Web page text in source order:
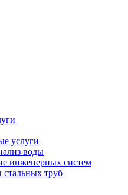
услуги
воды
инженерных систем
стальных труб